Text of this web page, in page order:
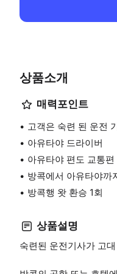
상품소개
매력포인트
고객은 숙련 된 운전
아유타야 드라이버
아유타야 편도 교통편
방콕에서 아유타야까
방콕행 왓 환승 1회
상품설명
숙련된 운전기사가 고